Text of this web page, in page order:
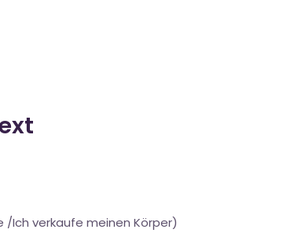
/Ich verkaufe meinen Körper)